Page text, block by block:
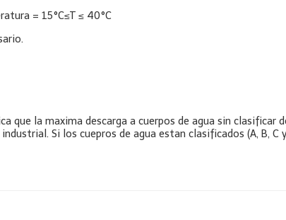
= 15°C≤T ≤ 40°C
que la maxima descarga a cuerpos de agua sin clasificar
Si los cuepros de agua estan clasificados (A, B, C